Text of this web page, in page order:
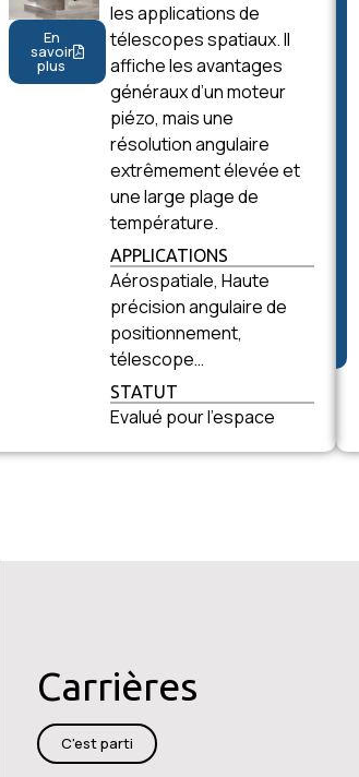
En
savoir
plus
les applications de
télescopes spatiaux. Il
affiche les avantages
généraux d’un moteur
piézo, mais une
résolution angulaire
extrêmement élevée et
une large plage de
température.
APPLICATIONS
Aérospatiale, Haute
précision angulaire de
positionnement,
télescope…
STATUT
Evalué pour l’espace
Carrières
C'est parti